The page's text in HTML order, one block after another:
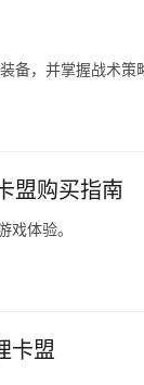
，并掌握战术策
盟购买指南
体验。
卡盟